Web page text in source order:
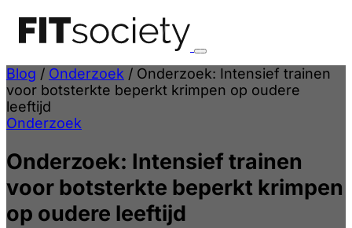
Blog / Onderzoek / Onderzoek: Intensief trainen
voor botsterkte beperkt krimpen op oudere
leeftijd
Onderzoek
Onderzoek: Intensief trainen
voor botsterkte beperkt krimpen
op oudere leeftijd